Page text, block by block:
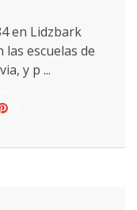
en Lidzbark
escuelas de
y p ...